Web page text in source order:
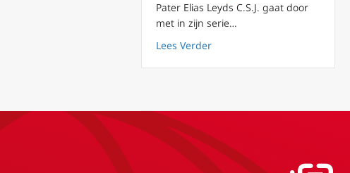
Pater Elias Leyds C.S.J. gaat door
met in zijn serie…
Lees Verderabout Filioque 7: